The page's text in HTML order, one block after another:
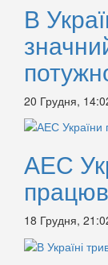
В
20 Грудня,
АЕС
18 Грудня,